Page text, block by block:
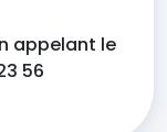
appelant le
56